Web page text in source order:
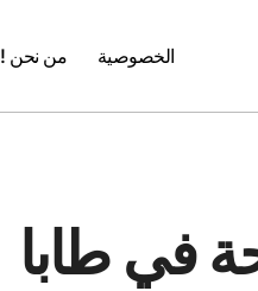
الخصوصية من نحن !
في طابا